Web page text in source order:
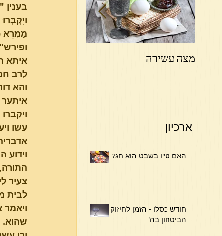
מַמְרֵא
איתא
לרב
והא
עשו
צעיר
לבית
ויאמר
שהוא.
מצה עשירה פרשת ויקהל פקודי
ארכיון
האם ט"ו בשבט הוא חג?
חודש כסלו - הזמן לחיזוק
הביטחון בה'